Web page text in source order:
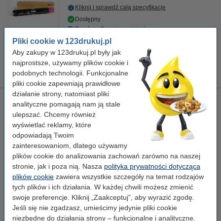
Pliki cookie w 123drukuj.pl
Aby zakupy w 123drukuj.pl były jak
najprostsze, używamy plików cookie i
podobnych technologii. Funkcjonalne
pliki cookie zapewniają prawidłowe
działanie strony, natomiast pliki
analityczne pomagają nam ją stale
ulepszać. Chcemy również
wyświetlać reklamy, które
odpowiadają Twoim
zainteresowaniom, dlatego używamy
plików cookie do analizowania zachowań zarówno na naszej
stronie, jak i poza nią. Nasza polityka prywatności dotycząca
plików cookie zawiera wszystkie szczegóły na temat rodzajów
tych plików i ich działania. W każdej chwili możesz zmienić
swoje preferencje. Kliknij „Zaakceptuj”, aby wyrazić zgodę.
Jeśli się nie zgadzasz, umieścimy jedynie pliki cookie
niezbędne do działania strony – funkcjonalne i analityczne.
Kliknij i sprawdź całą specyfikacje
Dostępny
Zamów z Pocztex na jutro!
Za stronę 0,02 zł
297,50 zł
Xerox 006R01831 toner żółty, zwiększona pojemność,
oryginalny
XL Xerox 006R01831
Kliknij i sprawdź całą specyfikacje
Dostępny
Zamów z Pocztex na jutro!
Za stronę
0,02 zł
297,50 zł Zamawiam